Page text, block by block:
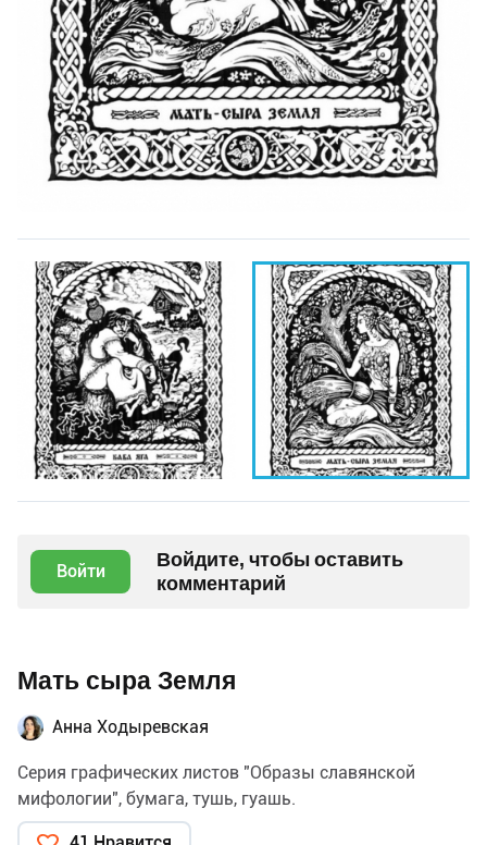
Войти
Войдите, чтобы оставить
комментарий
Мать сыра Земля
Анна Ходыревская
Серия графических листов "Образы славянской
мифологии", бумага, тушь, гуашь.